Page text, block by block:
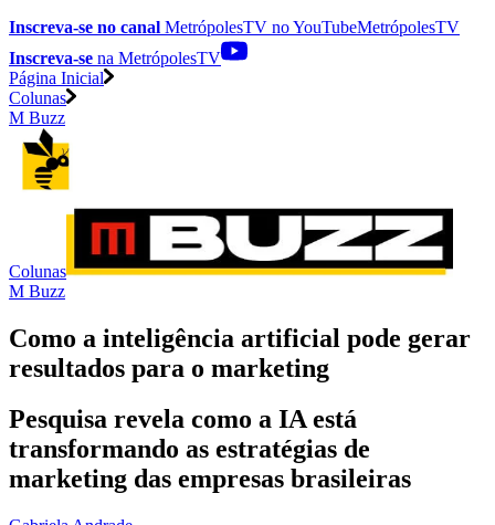
Inscreva-se no canal MetrópolesTV noYouTubeMetrópolesTV
Inscreva-se na MetrópolesTV
Página Inicial
Colunas
M Buzz
Colunas
M Buzz
Como a inteligência artificial pode gerar
resultados para o marketing
Pesquisa revela como a IA está
transformando as estratégias de
marketing das empresas brasileiras